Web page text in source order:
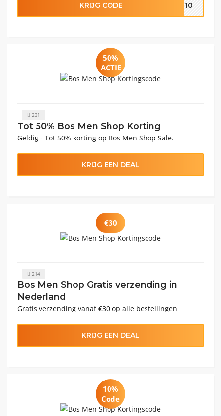
KRIJG CODE F10
50%
ACTIE
231
Tot 50% Bos Men Shop Korting
Geldig - Tot 50% korting op Bos Men Shop Sale.
KRIJG EEN DEAL
€30
214
Bos Men Shop Gratis verzending in
Nederland
Gratis verzending vanaf €30 op alle bestellingen
KRIJG EEN DEAL
10%
Code